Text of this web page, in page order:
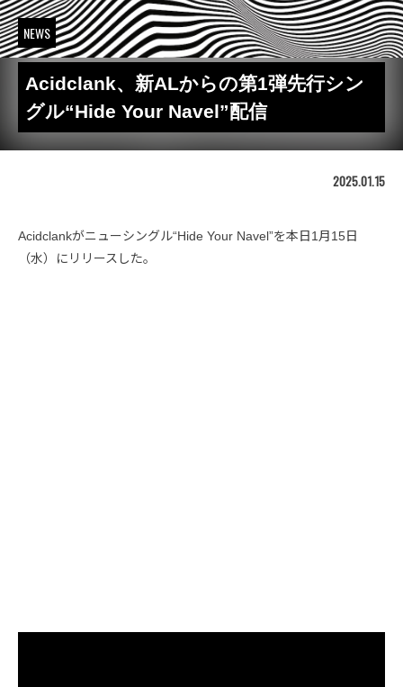
NEWS
Acidclank、新ALからの第1弾先行シン
グル“Hide Your Navel”配信
2025.01.15
Acidclankがニューシングル“Hide Your Navel”を本日1月15日
（水）にリリースした。